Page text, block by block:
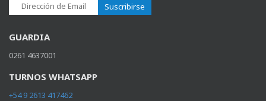
Suscribirse
GUARDIA
0261 4637001
TURNOS WHATSAPP
+54 9 2613 417462